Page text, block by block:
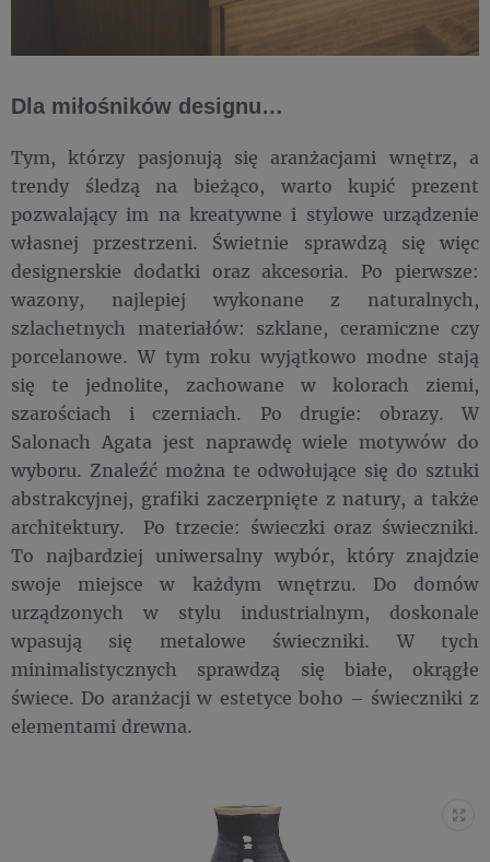
Dla miłośników designu…
Tym, którzy pasjonują się aranżacjami wnętrz, a
trendy śledzą na bieżąco, warto kupić prezent
pozwalający im na kreatywne i stylowe urządzenie
własnej przestrzeni. Świetnie sprawdzą się więc
designerskie dodatki oraz akcesoria. Po pierwsze:
wazony, najlepiej wykonane z naturalnych,
szlachetnych materiałów: szklane, ceramiczne czy
porcelanowe. W tym roku wyjątkowo modne stają
się te jednolite, zachowane w kolorach ziemi,
szarościach i czerniach. Po drugie: obrazy. W
Salonach Agata jest naprawdę wiele motywów do
wyboru. Znaleźć można te odwołujące się do sztuki
abstrakcyjnej, grafiki zaczerpnięte z natury, a także
architektury. Po trzecie: świeczki oraz świeczniki.
To najbardziej uniwersalny wybór, który znajdzie
swoje miejsce w każdym wnętrzu. Do domów
urządzonych w stylu industrialnym, doskonale
wpasują się metalowe świeczniki. W tych
minimalistycznych sprawdzą się białe, okrągłe
świece. Do aranżacji w estetyce boho – świeczniki z
elementami drewna.